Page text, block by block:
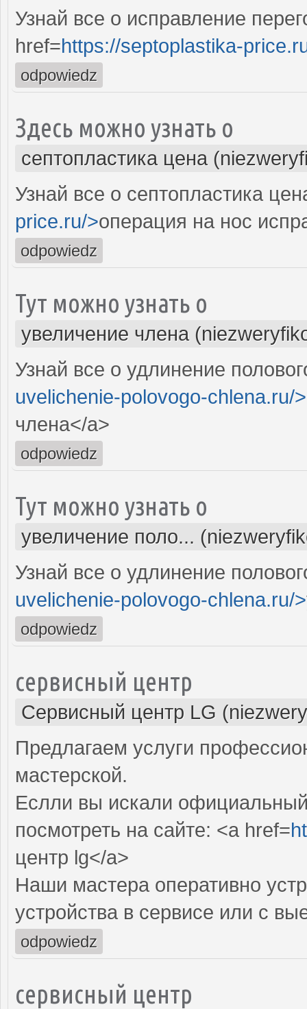
Узнай все о исправление
href=https://septoplastika-
odpowiedz
Здесь можно узнать о
септопластика цена
Узнай все о септопластика
price.ru/>операция на нос
odpowiedz
Тут можно узнать о
увеличение члена
Узнай все о удлинение
uvelichenie-polovogo-chlena.ru/>
члена</a>
odpowiedz
Тут можно узнать о
увеличение поло...
Узнай все о удлинение
uvelichenie-polovogo-chlena.ru/>
odpowiedz
сервисный центр
Сервисный центр LG
Предлагаем услуги
мастерской.
Еслли вы искали
посмотреть на сайте: <a href=
центр lg</a>
Наши мастера оперативно
устройства в сервисе или с
odpowiedz
сервисный центр